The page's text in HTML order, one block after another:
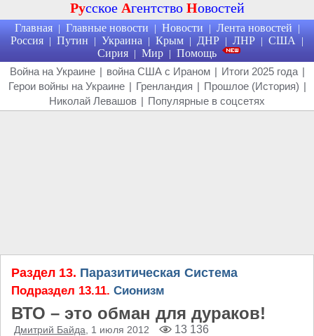
Русское Агентство Новостей
Главная | Главные новости | Новости | Лента новостей |
Россия | Путин | Украина | Крым | ДНР | ЛНР | США |
Сирия | Мир | Помощь
Война на Украине | война США с Ираном | Итоги 2025 года |
Герои войны на Украине | Гренландия | Прошлое (История) |
Николай Левашов | Популярные в соцсетях
Раздел 13. Паразитическая Система
Подраздел 13.11. Сионизм
ВТО – это обман для дураков!
Дмитрий Байда , 1 июля 2012 13 136